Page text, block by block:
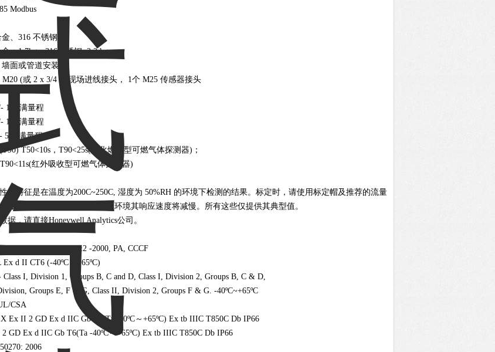
Modbus
、316 不锈钢
：1.7kg，316不锈钢: 2.2 kg
面或管道安装
M20 (或 2 x 3/4 ") 现场进线接头， 1个 M25 传感器接头
1% 满量程
1% 满量程
5% 满量程
T50<10s，T90<25s(催化燃烧型可燃气体探测器)；
红外吸收型可燃气体探测器)
能特征是在温度为200C~250C, 湿度为 50%RH 的环境下检测的结果。标定时，请使用标定帽及推荐的流量
如果使用天气保护罩及在低温环境其响应速度将减慢。所有这些仅提供其典型值。
据，请直接Honeywell Analytics公司。
d IIC T4 GB3836.1&2 -2000, PA, CCCF
d II CT6 (-40ºC～+65ºC)
I, Division 1, Groups B, C and D, Class I, Division 2, Groups B, C & D,
Groups E, F & G, Class II, Division 2, Groups F & G. -40ºC~+65ºC
CSA
Ex II 2 GD Ex d IIC Gb T6(Ta -40ºC～+65ºC) Ex tb IIIC T850C Db IP66
GD Ex d IIC Gb T6(Ta -40ºC～+65ºC) Ex tb IIIC T850C Db IP66
2006